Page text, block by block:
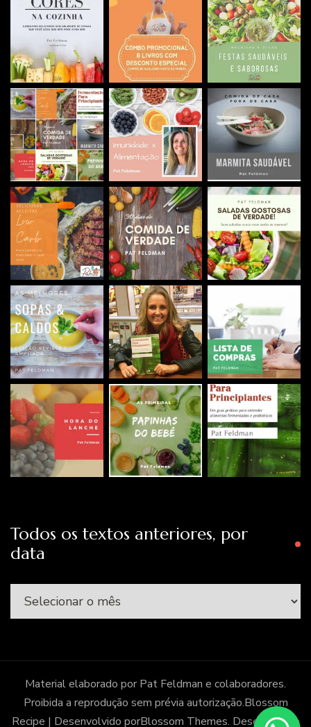
Todos os textos anteriores, por
data
Todos
os
anteriores,
por
data
Material elaborado por Pat Feldman e colaboradores.
Proibida a reprodução sem prévia autorização.Blossom
Recipe | Desenvolvido porBlossom Themes. Desenvolvido